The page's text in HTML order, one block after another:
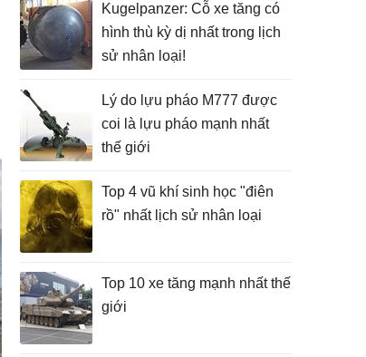
Kugelpanzer: Cỗ xe tăng có
hình thù kỳ dị nhất trong lịch
sử nhân loại!
Lý do lựu pháo M777 được
coi là lựu pháo mạnh nhất
thế giới
Top 4 vũ khí sinh học "điên
rồ" nhất lịch sử nhân loại
Top 10 xe tăng mạnh nhất thế
giới